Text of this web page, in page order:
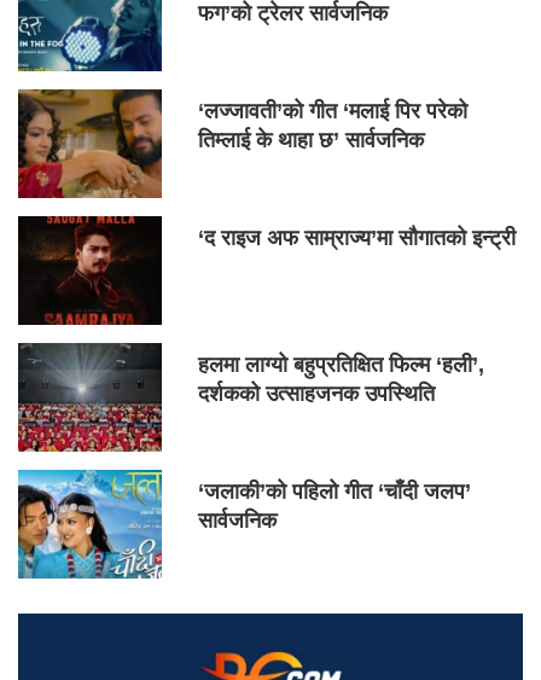
फग’को ट्रेलर सार्वजनिक
‘लज्जावती’को गीत ‘मलाई पिर परेको
तिम्लाई के थाहा छ’ सार्वजनिक
‘द राइज अफ साम्राज्य’मा सौगातको इन्ट्री
हलमा लाग्यो बहुप्रतिक्षित फिल्म ‘हली’,
दर्शकको उत्साहजनक उपस्थिति
‘जलाकी’को पहिलो गीत ‘चाँदी जलप’
सार्वजनिक